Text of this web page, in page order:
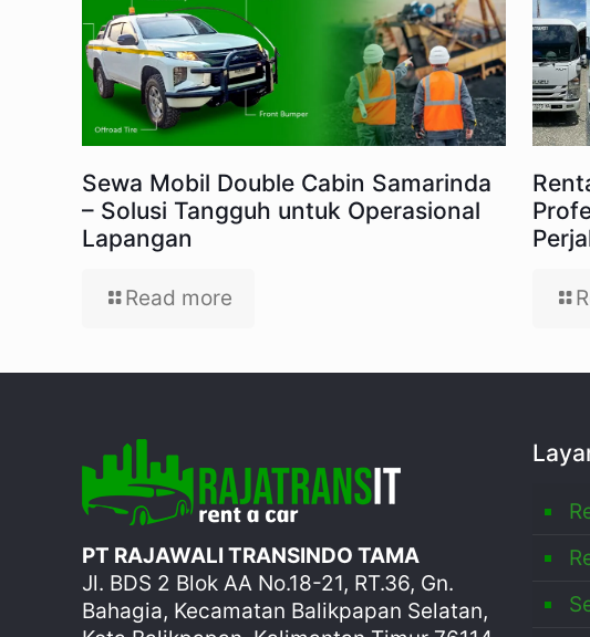
Sewa Mobil Double Cabin Samarinda
– Solusi Tangguh untuk Operasional
Lapangan
Read more
PT RAJAWALI TRANSINDO TAMA
Jl. BDS 2 Blok AA No.18-21, RT.36, Gn.
Bahagia, Kecamatan Balikpapan Selatan,